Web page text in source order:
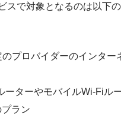
スで対象となるのは以下
プロバイダーのインター
ーターやモバイルWi-Fiル
ラン